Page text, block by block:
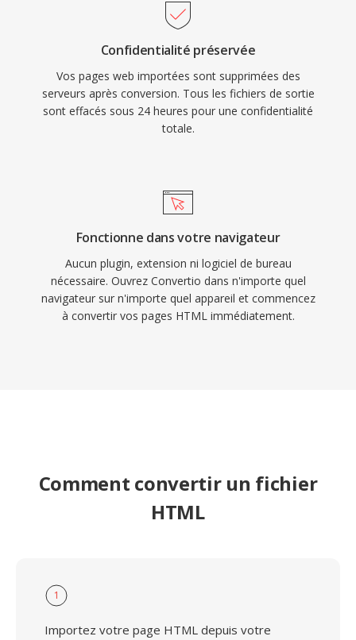
Confidentialité préservée
Vos pages web importées sont supprimées des
serveurs après conversion. Tous les fichiers de sortie
sont effacés sous 24 heures pour une confidentialité
totale.
Fonctionne dans votre navigateur
Aucun plugin, extension ni logiciel de bureau
nécessaire. Ouvrez Convertio dans n'importe quel
navigateur sur n'importe quel appareil et commencez
à convertir vos pages HTML immédiatement.
Comment convertir un fichier
HTML
1
Importez votre page HTML depuis votre